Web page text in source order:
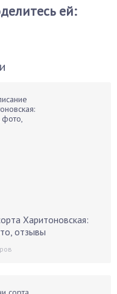
ей:
Харитоновская:
отзывы